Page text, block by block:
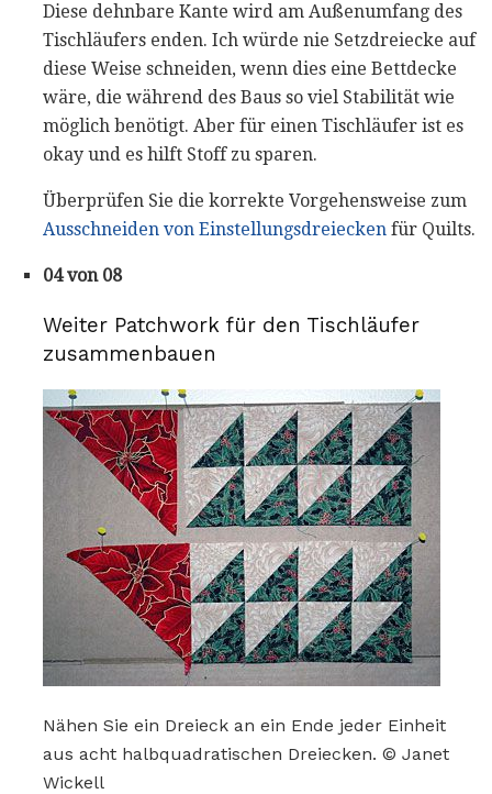
Diese dehnbare Kante wird am Außenumfang des
Tischläufers enden. Ich würde nie Setzdreiecke auf
diese Weise schneiden, wenn dies eine Bettdecke
wäre, die während des Baus so viel Stabilität wie
möglich benötigt. Aber für einen Tischläufer ist es
okay und es hilft Stoff zu sparen.
Überprüfen Sie die korrekte Vorgehensweise zum
Ausschneiden von Einstellungsdreiecken für Quilts.
04 von 08
Weiter Patchwork für den Tischläufer
zusammenbauen
Nähen Sie ein Dreieck an ein Ende jeder Einheit
aus acht halbquadratischen Dreiecken. © Janet
Wickell